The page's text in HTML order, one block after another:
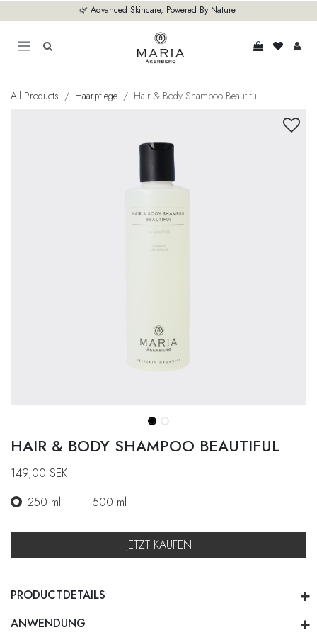
🌿 Advanced Skincare, Powered By Nature
All Products Haarpflege Hair & Body Shampoo Beautiful
HAIR & BODY SHAMPOO BEAUTIFUL
149,00 SEK
250 ml
500 ml
JETZT KAUFEN
PRODUCTDETAILS
ANWENDUNG